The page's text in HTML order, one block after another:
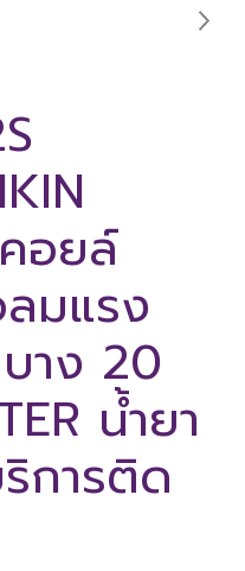
อยล์
มแรง
าง 20
น้ำยา
การติด